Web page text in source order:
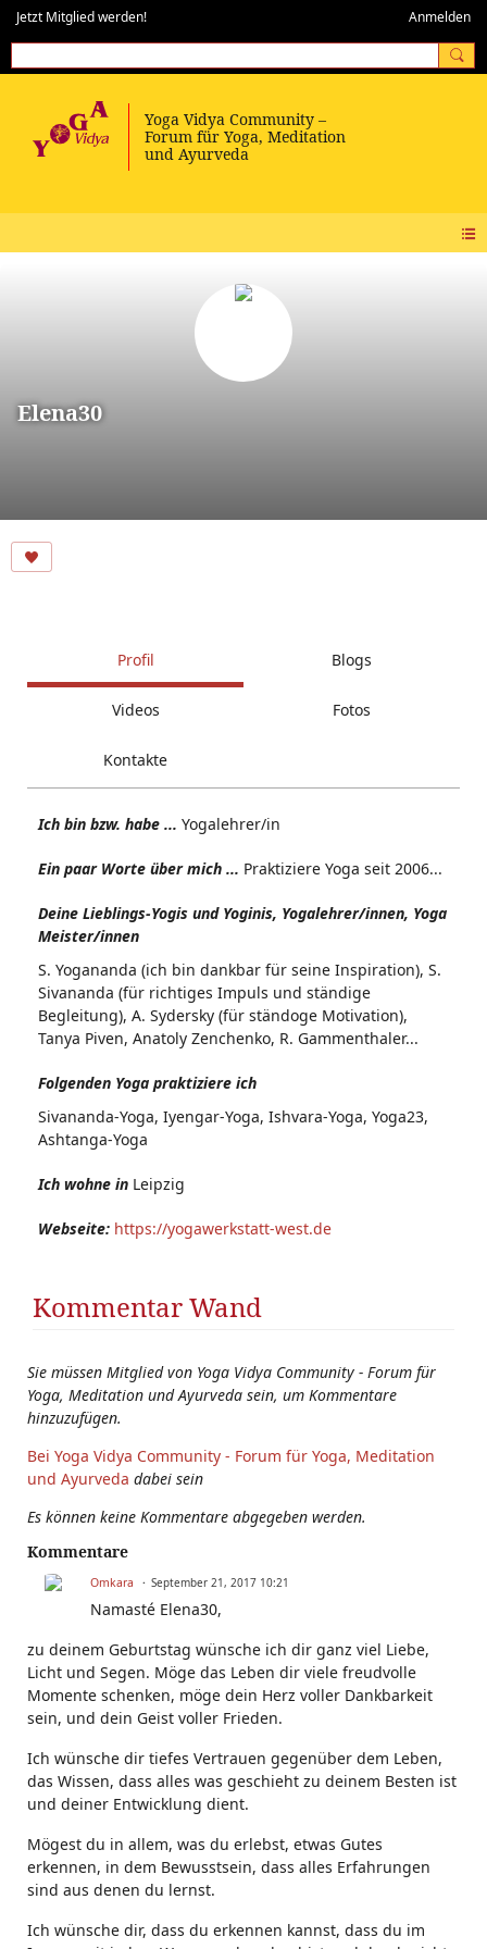
Jetzt Mitglied werden! Anmelden
Elena30
Profil Blogs
Videos Fotos
Kontakte
Ich bin bzw. habe ... Yogalehrer/in
Ein paar Worte über mich ... Praktiziere Yoga seit 2006...
Deine Lieblings-Yogis und Yoginis, Yogalehrer/innen, Yoga
Meister/innen
S. Yogananda (ich bin dankbar für seine Inspiration), S.
Sivananda (für richtiges Impuls und ständige
Begleitung), A. Sydersky (für ständoge Motivation),
Tanya Piven, Anatoly Zenchenko, R. Gammenthaler...
Folgenden Yoga praktiziere ich
Sivananda-Yoga, Iyengar-Yoga, Ishvara-Yoga, Yoga23,
Ashtanga-Yoga
Ich wohne in Leipzig
Webseite: https://yogawerkstatt-west.de
Kommentar Wand
Sie müssen Mitglied von Yoga Vidya Community - Forum für
Yoga, Meditation und Ayurveda sein, um Kommentare
hinzuzufügen.
Bei Yoga Vidya Community - Forum für Yoga, Meditation
und Ayurveda dabei sein
Es können keine Kommentare abgegeben werden.
Kommentare
Omkara September 21, 2017 10:21
Namasté Elena30,
zu deinem Geburtstag wünsche ich dir ganz viel Liebe,
Licht und Segen. Möge das Leben dir viele freudvolle
Momente schenken, möge dein Herz voller Dankbarkeit
sein, und dein Geist voller Frieden.
Ich wünsche dir tiefes Vertrauen gegenüber dem Leben,
das Wissen, dass alles was geschieht zu deinem Besten ist
und deiner Entwicklung dient.
Mögest du in allem, was du erlebst, etwas Gutes
erkennen, in dem Bewusstsein, dass alles Erfahrungen
sind aus denen du lernst.
Ich wünsche dir, dass du erkennen kannst, dass du im